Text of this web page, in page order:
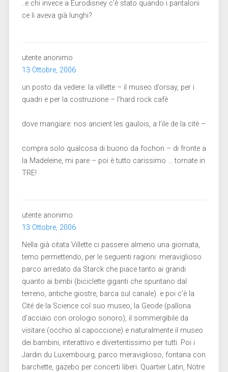
..e chi invece a Eurodisney c’è stato quando i pantaloni
ce li aveva già lunghi?
utente anonimo
13 Ottobre, 2006
un posto da vedere: la villette – il museo d’orsay, per i
quadri e per la costruzione – l’hard rock cafè
dove mangiare: nos ancient les gaulois, a l’ile de la citè –
compra solo qualcosa di buono da fochon – di fronte a
la Madeleine, mi pare – poi è tutto carissimo … tornate in
TRE!
utente anonimo
13 Ottobre, 2006
Nella già citata Villette ci passerei almeno una giornata,
temo permettendo, per le seguenti ragioni: meraviglioso
parco arredato da Starck che piace tanto ai grandi
quanto ai bimbi (biciclette giganti che spuntano dal
terreno, antiche giostre, barca sul canale). e poi c’è la
Cité de la Science col suo museo, la Geode (pallona
d’acciaio con orologio sonoro), il sommergibile da
visitare (occhio al capoccione) e naturalmente il museo
dei bambini, interattivo e divertentissimo per tutti. Poi i
Jardin du Luxembourg, parco meraviglioso, fontana con
barchette, gazebo per concerti liberi. Quartier Latin, Notre